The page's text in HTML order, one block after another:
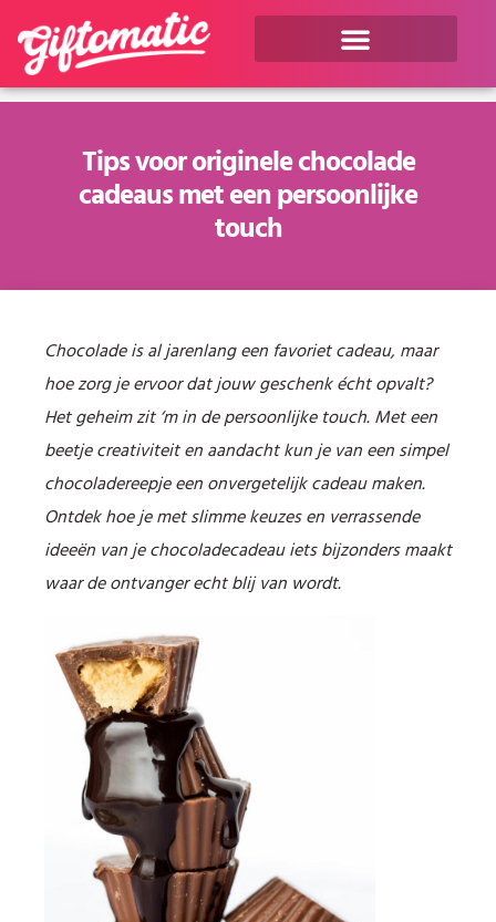
Tips voor originele chocolade
cadeaus met een persoonlijke
touch
Chocolade is al jarenlang een favoriet cadeau, maar
hoe zorg je ervoor dat jouw geschenk écht opvalt?
Het geheim zit ‘m in de persoonlijke touch. Met een
beetje creativiteit en aandacht kun je van een simpel
chocoladereepje een onvergetelijk cadeau maken.
Ontdek hoe je met slimme keuzes en verrassende
ideeën van je chocoladecadeau iets bijzonders maakt
waar de ontvanger echt blij van wordt.